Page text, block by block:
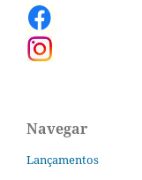
Navegar
Lançamentos